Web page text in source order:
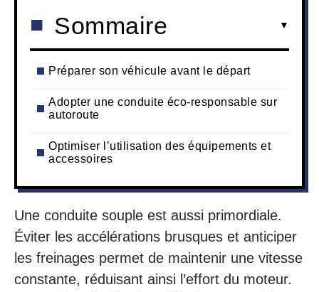
Sommaire
Préparer son véhicule avant le départ
Adopter une conduite éco-responsable sur
autoroute
Optimiser l’utilisation des équipements et
accessoires
Une conduite souple est aussi primordiale.
Éviter les accélérations brusques et anticiper
les freinages permet de maintenir une vitesse
constante, réduisant ainsi l’effort du moteur.